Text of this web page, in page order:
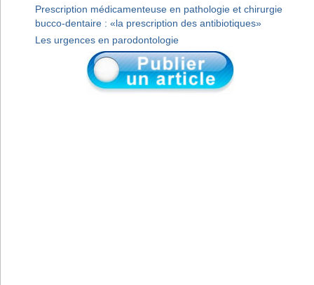
Prescription médicamenteuse en pathologie et chirurgie
bucco-dentaire : «la prescription des antibiotiques»
Les urgences en parodontologie